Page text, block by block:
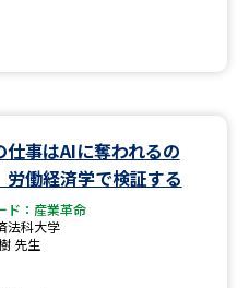
学問分野解説
夢ナビライブ
仕事はAIに奪われるの
働経済学で検証する
ド：産業革命
法科大学
先生